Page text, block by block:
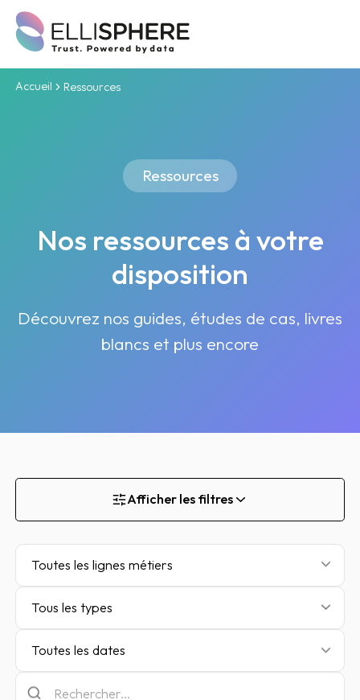
Accueil Ressources
Ressources
Nos ressources à votre
disposition
Découvrez nos guides, études de cas, livres
blancs et plus encore
Afficher les filtres
Toutes les lignes métiers
Tous les types
Toutes les dates